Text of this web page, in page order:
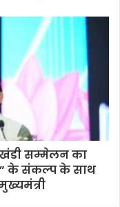
सम्मेलन का
के संकल्प के साथ